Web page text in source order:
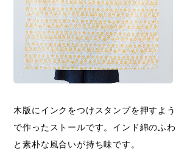
木版にインクをつけスタンプを押すよ
で作ったストールです。インド綿のふ
と素朴な風合いが持ち味です。